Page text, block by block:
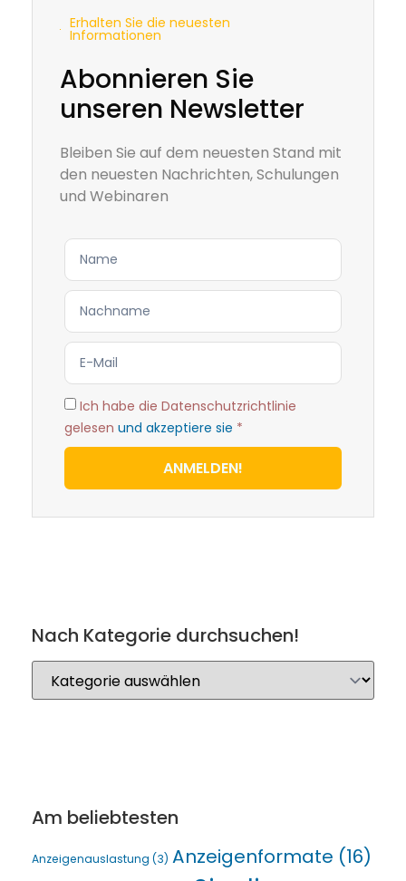
Erhalten Sie die neuesten
Informationen
Abonnieren Sie
unseren Newsletter
Bleiben Sie auf dem neuesten Stand mit
den neuesten Nachrichten, Schulungen
und Webinaren
Ich habe die Datenschutzrichtlinie
gelesen und akzeptiere sie *
ANMELDEN!
Nach Kategorie durchsuchen!
Am beliebtesten
Anzeigenauslastung (3) Anzeigenformate (16)